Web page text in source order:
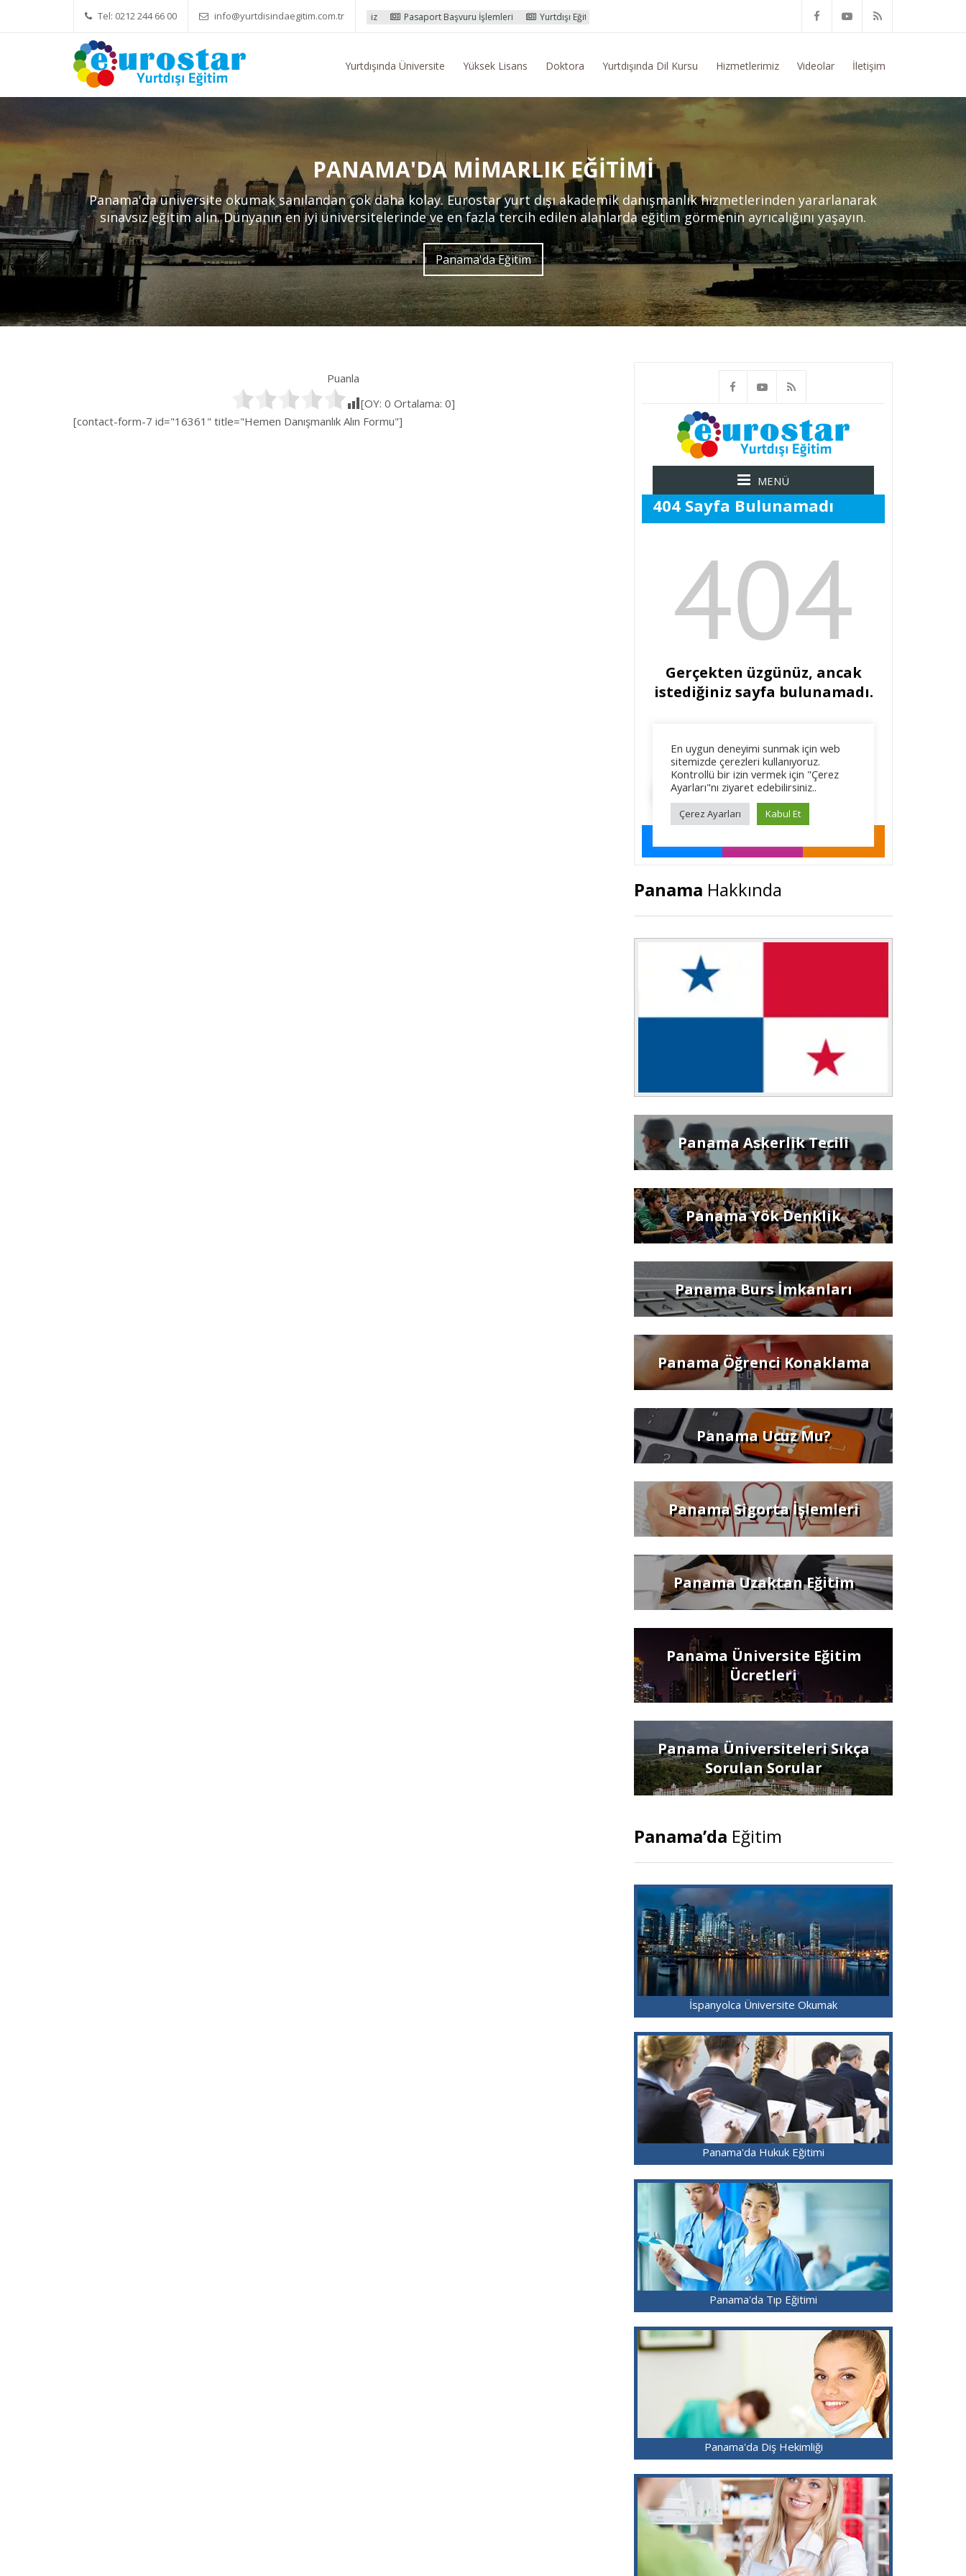
Tel: 0212 244 66 00 info@yurtdisindaegitim.com.tr
Yök Denkliği Önemli Eğitim Ücretleri Hizmetlerimiz Pasaport Başvuru İşlemleri Yurtdışı Eğitim Konusunda Genel Bilgi Talep Ediyorum
Yurtdışında Üniversite Yüksek Lisans Doktora Yurtdışında Dil Kursu Hizmetlerimiz Videolar İletişim
PANAMA'DA MIMARLIK EĞITIMI
Panama'da üniversite okumak sanılandan çok daha kolay. Eurostar yurt dışı akademik danışmanlık hizmetlerinden yararlanarak
sınavsız eğitim alın. Dünyanın en iyi üniversitelerinde ve en fazla tercih edilen alanlarda eğitim görmenin ayrıcalığını yaşayın.
Panama'da Eğitim
Puanla
[OY: 0 Ortalama: 0]
[contact-form-7 id="16361" title="Hemen Danışmanlık Alın Formu"]
Panama Hakkında
Panama Askerlik Tecili
Panama Yök Denklik
Panama Burs İmkanları
Panama Öğrenci Konaklama
Panama Ucuz Mu?
Panama Sigorta İşlemleri
Panama Uzaktan Eğitim
Panama Üniversite Eğitim
Ücretleri
Panama Üniversiteleri Sıkça
Sorulan Sorular
Panama’da Eğitim
İspanyolca Üniversite Okumak
Panama'da Hukuk Eğitimi
Panama'da Tıp Eğitimi
Panama'da Diş Hekimliği